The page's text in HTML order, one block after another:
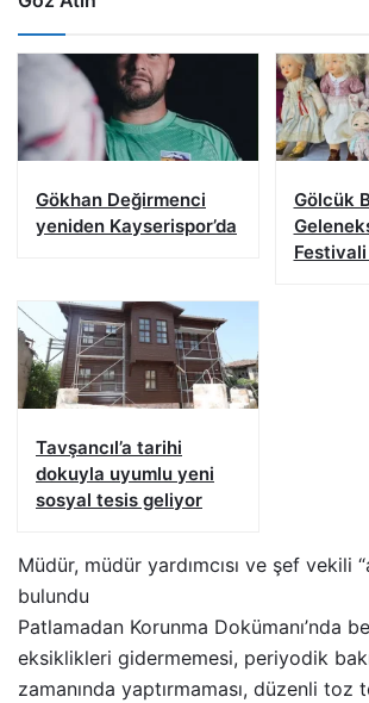
Gökhan Değirmenci
yeniden Kayserispor’da
Gölcük
Festivali
Tavşancıl’a tarihi
dokuyla uyumlu yeni
sosyal tesis geliyor
Müdür, müdür yardımcısı ve şef vekili
bulundu
Patlamadan Korunma Dokümanı’nda
eksiklikleri gidermemesi, periyodik
zamanında yaptırmaması, düzenli toz